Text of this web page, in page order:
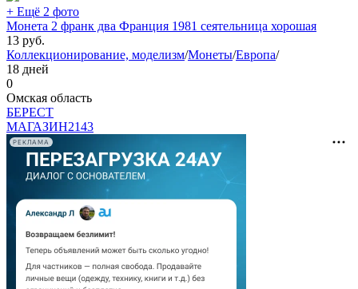
+ Ещё 2 фото
Монета 2 франк два Франция 1981 сеятельница хорошая
13 руб.
Коллекционирование, моделизм/Монеты/Европа/
18 дней
0
Омская область
БEPECT
МАГАЗИН2143
РЕКЛАМА